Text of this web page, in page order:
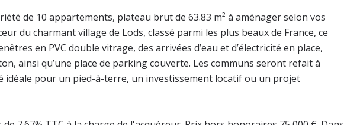
de 10 appartements, plateau brut de 63.83 m² à aménager selon vos
du charmant village de Lods, classé parmi les plus beaux de France, ce
en PVC double vitrage, des arrivées d’eau et d’électricité en place,
ainsi qu’une place de parking couverte. Les communs seront refait à
idéale pour un pied-à-terre, un investissement locatif ou un projet